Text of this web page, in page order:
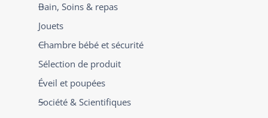
Bain, Soins & repas
Jouets
Chambre bébé et sécurité
Sélection de produit
Éveil et poupées
Société & Scientifiques